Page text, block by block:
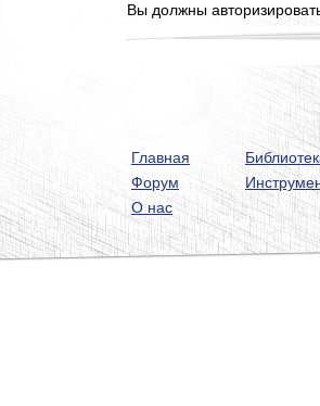
Вы должны
Главная
Форум
О нас